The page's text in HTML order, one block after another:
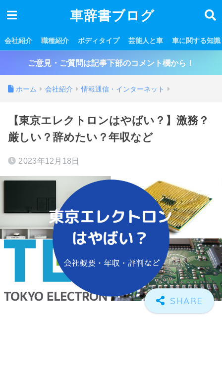
車辞書ブログ
会社紹介 職種紹介 ボディタイプ 芸能人と車 車に関する知識
ご意見・ご質問は記事下部のコメント欄から！
ホーム 会社紹介 情報通信・インターネット
【東京エレクトロンはやばい？】激務？
厳しい？辞めたい？年収など
2023年12月18日